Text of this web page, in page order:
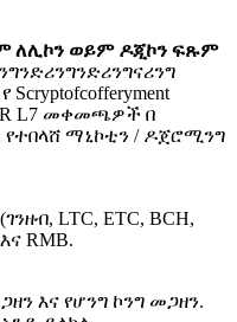
ለሊኮን ወይም ዶጂኮን ፍጹም
L7 መቀመጫዎች በ
የተበላሸ ማኒኮቲን / ዶጀሮሚንግ
LTC, ETC, BCH,
RMB.
እና የሆንግ ኮንግ መጋዘን.